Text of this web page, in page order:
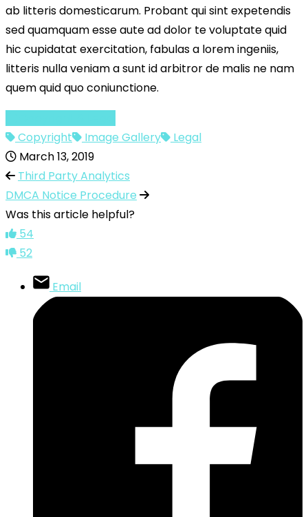
ab litteris domesticarum. Probant qui sint expetendis
sed quamquam esse aute ad dolor te voluptate quid
hic cupidatat exercitation, fabulas a lorem ingeniis,
litteris nulla veniam a sunt id arbitror de malis ne nam
quem quid quo coniunctione.
Copyright
Image Gallery
Legal
March 13, 2019
Third Party Analytics
DMCA Notice Procedure
Was this article helpful?
54
52
Email